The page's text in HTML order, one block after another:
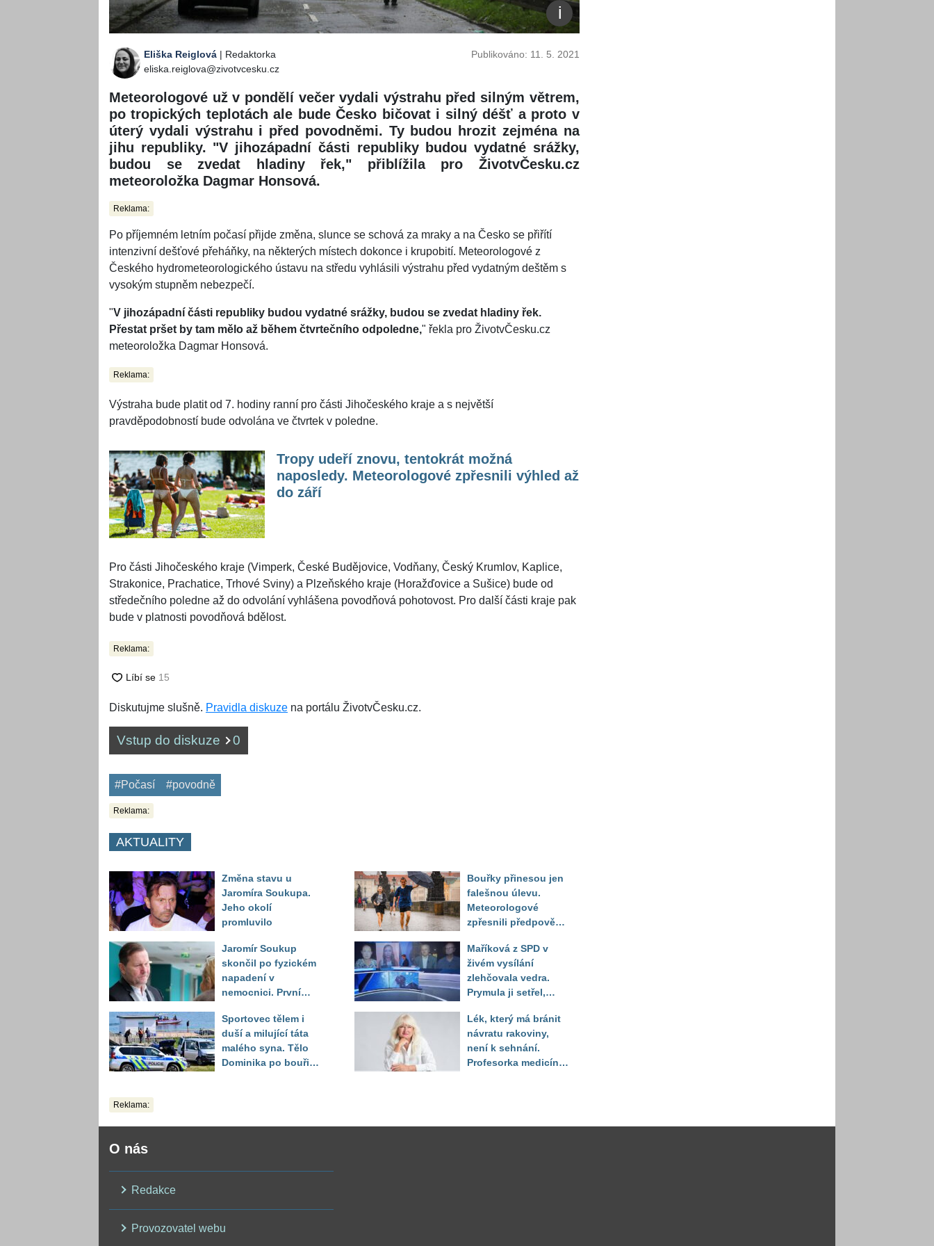
Eliška Reiglová | Redaktorka
eliska.reiglova@zivotvcesku.cz
Publikováno: 11. 5. 2021
Meteorologové už v pondělí večer vydali výstrahu před silným větrem,
po tropických teplotách ale bude Česko bičovat i silný déšť a proto v
úterý vydali výstrahu i před povodněmi. Ty budou hrozit zejména na
jihu republiky. "V jihozápadní části republiky budou vydatné srážky,
budou se zvedat hladiny řek," přiblížila pro ŽivotvČesku.cz
meteoroložka Dagmar Honsová.
Reklama:
Po příjemném letním počasí přijde změna, slunce se schová za mraky a na Česko se přiřítí
intenzivní dešťové přeháňky, na některých místech dokonce i krupobití. Meteorologové z
Českého hydrometeorologického ústavu na středu vyhlásili výstrahu před vydatným deštěm s
vysokým stupněm nebezpečí.
"V jihozápadní části republiky budou vydatné srážky, budou se zvedat hladiny řek.
Přestat pršet by tam mělo až během čtvrtečního odpoledne," řekla pro ŽivotvČesku.cz
meteoroložka Dagmar Honsová.
Reklama:
Výstraha bude platit od 7. hodiny ranní pro části Jihočeského kraje a s největší
pravděpodobností bude odvolána ve čtvrtek v poledne.
Tropy udeří znovu, tentokrát možná
naposledy. Meteorologové zpřesnili výhled až
do září
Pro části Jihočeského kraje (Vimperk, České Budějovice, Vodňany, Český Krumlov, Kaplice,
Strakonice, Prachatice, Trhové Sviny) a Plzeňského kraje (Horažďovice a Sušice) bude od
středečního poledne až do odvolání vyhlášena povodňová pohotovost. Pro další části kraje pak
bude v platnosti povodňová bdělost.
Reklama:
Diskutujme slušně. Pravidla diskuze na portálu ŽivotvČesku.cz.
Vstup do diskuze 0
#Počasí #povodně
Reklama:
AKTUALITY
Změna stavu u
Jaromíra Soukupa.
Jeho okolí
promluvilo
Jaromír Soukup
skončil po fyzickém
napadení v
nemocnici. První
Sportovec tělem i
duší a milující táta
malého syna. Tělo
Dominika po bouři
Bouřky přinesou jen
falešnou úlevu.
Meteorologové
zpřesnili předpověď
horkého počasí
Maříková z SPD v
živém vysílání
zlehčovala vedra.
Prymula ji setřel,
číslo
Lék, který má bránit
návratu rakoviny,
není k sehnání.
Profesorka medicíny
Reklama:
O nás
Redakce
Provozovatel webu